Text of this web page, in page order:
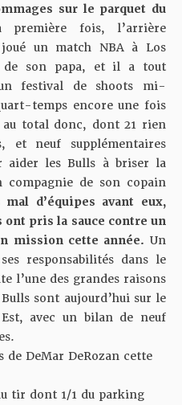
sur le parquet du
fois, l’arrière
un match NBA à Los
de son papa, et il a tout
festival de shoots mi-
temps encore une fois
total donc, dont 21 rien
et neuf supplémentaires
aider les Bulls à briser la
compagnie de son copain
mal d’équipes avant eux,
ont pris la sauce contre un
mission cette année. Un
responsabilités dans le
l’une des grandes raisons
sont aujourd’hui sur le
avec un bilan de neuf
DeMar DeRozan cette
tir dont 1/1 du parking